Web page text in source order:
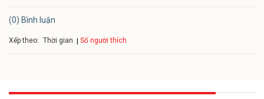
(0) Bình luận
Xếp theo: Thời gian Số người thích